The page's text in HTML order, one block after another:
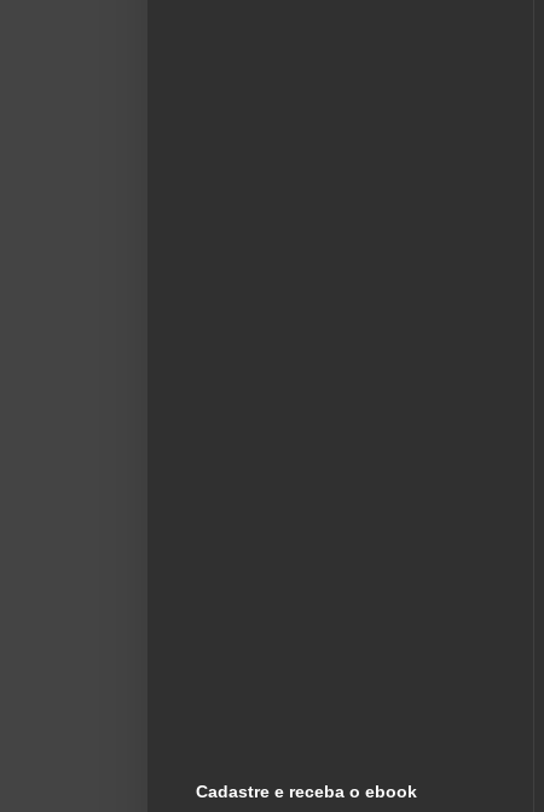
Cadastre e receba o ebook